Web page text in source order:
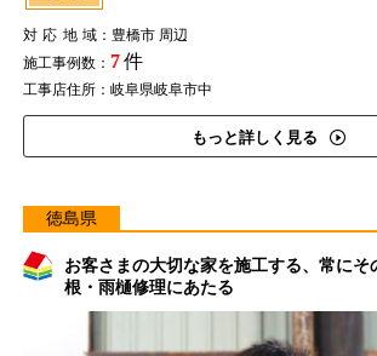
対応地域：豊橋市 周辺
施工事例数： 7件
工事店住所：岐阜県岐阜市中
もっと詳しく見る
徳島県
お客さまの大切な家を施工する、常にそ
根・雨樋修理にあたる